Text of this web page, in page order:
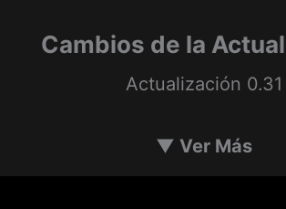
Cambios de la
Actualización 0.31
Slime:
▼ Ver Más